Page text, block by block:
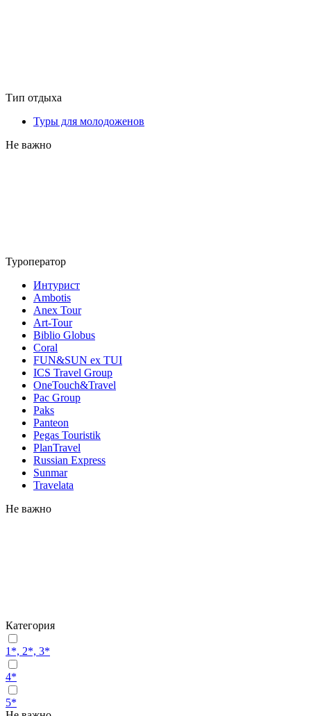
Тип отдыха
Туры для молодоженов
Не важно
Туроператор
Интурист
Ambotis
Anex Tour
Art-Tour
Biblio Globus
Coral
FUN&SUN ex TUI
ICS Travel Group
OneTouch&Travel
Pac Group
Paks
Panteon
Pegas Touristik
PlanTravel
Russian Express
Sunmar
Travelata
Не важно
Категория
1*, 2*, 3*
4*
5*